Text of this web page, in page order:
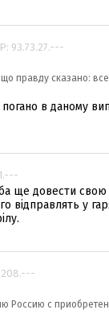
93.73.27.---
що правду сказано:
в даному
ще довести свою
відправлять у
Россию с